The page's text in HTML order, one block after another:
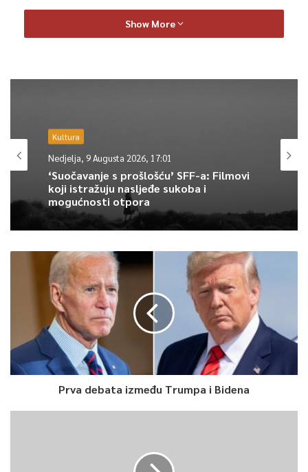
Predsjedavajući Skupštine Kantona Sarajevo Mirza Čelik (SDA)
prvobitno nije želio staviti taj zaključak na glasanje uz
ustavnosti tog s 19 glasova usvojenog zaključka.
0
Article Rating
Show More
Kultura
Nedjelja, 9 Augusta 2026, 17:01
‘Suočavanje s prošlošću’ SFF-a: Filmovi
koji istražuju nasljeđe sukoba i
mogućnosti otpora
Prva debata između Trumpa i Bidena